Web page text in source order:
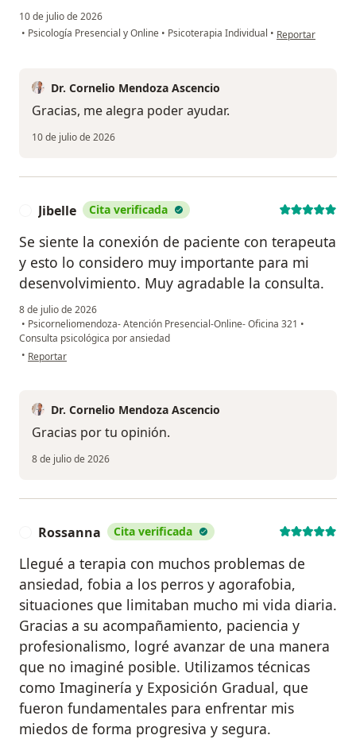
10 de julio de 2026
• Psicología Presencial y Online • Psicoterapia Individual • en opinión del
Reportar
Dr. Cornelio Mendoza Ascencio
Gracias, me alegra poder ayudar.
10 de julio de 2026
Jibelle Cita verificada
Se siente la conexión de paciente con terapeuta
y esto lo considero muy importante para mi
desenvolvimiento. Muy agradable la consulta.
8 de julio de 2026
• Psicorneliomendoza- Atención Presencial-Online- Oficina 321 •
Consulta psicológica por ansiedad
• en opinión del usuario Jibelle
Reportar
Dr. Cornelio Mendoza Ascencio
Gracias por tu opinión.
8 de julio de 2026
Rossanna Cita verificada
Llegué a terapia con muchos problemas de
ansiedad, fobia a los perros y agorafobia,
situaciones que limitaban mucho mi vida diaria.
Gracias a su acompañamiento, paciencia y
profesionalismo, logré avanzar de una manera
que no imaginé posible. Utilizamos técnicas
como Imaginería y Exposición Gradual, que
fueron fundamentales para enfrentar mis
miedos de forma progresiva y segura.